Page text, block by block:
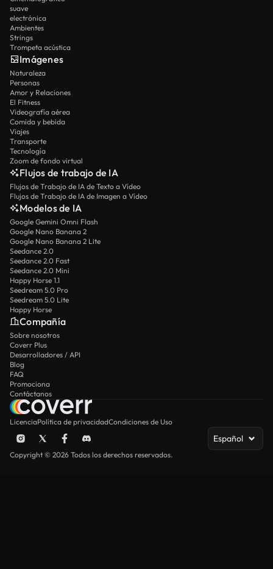
suave
electrónica
Ambientes
Strings
Trompeta acústica
Imágenes
Naturaleza
Personas
Amor y Relaciones
El Fitness
Videografía aérea
Comida y bebida
Viajes
Transporte
Tecnología
Zoom de fondo virtual
Flujos de trabajo de IA
Flujos de Trabajo de IA de Texto a Vídeo
Flujos de Trabajo de IA de Imagen a Vídeo
Modelos de IA
Google Gemini Omni Flash
Google Nano Banana 2
Google Nano Banana 2 Lite
Seedance 2.0
Seedance 2.0 Fast
Seedance 2.0 Mini
Happy Horse 1.1
Seedream 5.0 Pro
Seedream 5.0 Lite
Happy Horse
Compañía
Sobre nosotros
Coverr Plus
Desarrolladores / API
Blog
FAQ
Promociona
Contáctanos
LicenciaPolítica de privacidadCondiciones de Uso
Español
Copyright © 2026 Todos los derechos reservados.